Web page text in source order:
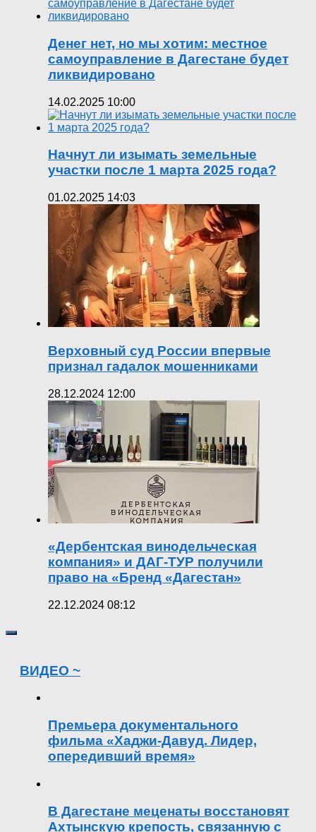
Денег нет, но мы хотим: местное
самоуправление в Дагестане будет
ликвидировано
14.02.2025 10:00
Начнут ли изымать земельные
участки после 1 марта 2025 года?
01.02.2025 14:03
Верховный суд России впервые
признал гадалок мошенниками
28.12.2024 12:00
«Дербентская винодельческая
компания» и ДАГ-ТУР получили
право на «Бренд «Дагестан»
22.12.2024 08:12
ВИДЕО ~
Премьера документального
фильма «Хаджи-Давуд. Лидер,
опередивший время»
В Дагестане меценаты восстановят
Ахтынскую крепость, связанную с